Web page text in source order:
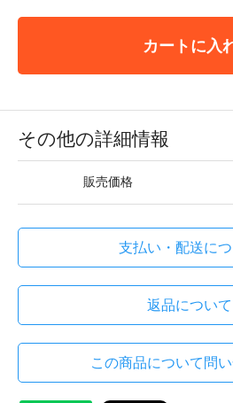
カートに入
その他の詳細情報
販売価格
支払い・配送に
返品について
この商品について問